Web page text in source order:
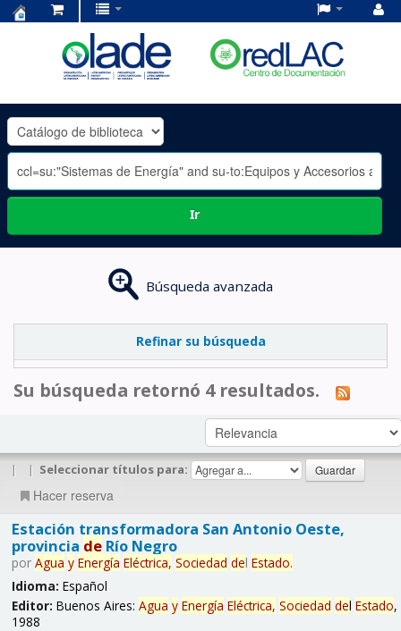
OLADE
-
Ir
Búsqueda avanzada
Refinar su búsqueda
Su búsqueda retornó 4 resultados.
| | Seleccionar títulos para:
Hacer reserva
Estación transformadora San Antonio Oeste,
provincia deRío Negro
por Agua y Energía Eléctrica, Sociedad del Estado.
Idioma: Español
Editor: Buenos Aires: Agua y Energía Eléctrica, Sociedad del Estado,
1988